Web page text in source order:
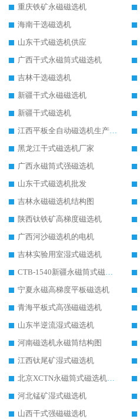
重庆铁矿永磁磁选机
海南干选磁选机
山东干式磁选机供应
广西干式永磁筒式磁选机
吉林干选磁选机
新疆干式永磁磁选机
新疆干式磁选机
江西平板全自动磁选机生产厂家
黑龙江干式磁选机厂家
广西永磁筒式强磁选机
山东干式磁选机批发
吉林永磁磁选机结构图
陕西钛铁矿高梯度磁选机
广西河沙磁选机的电机
吉林实验用室湿式磁选机
CTB-1540新疆永磁筒式磁选机
宁夏永磁高梯度平板磁选机
青海平板式高强磁磁选机
山东半逆流湿式磁选机
河南磁选机永磁筒结构图
江西钛尾矿湿式磁选机
北京XCTN永磁筒式磁选机磁块位置
河北锰矿湿式磁选机
山西干式强磁磁选机